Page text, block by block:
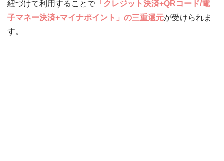
紐づけて利用することで 「クレジット決済+QRコード/電
子マネー決済+マイナポイント」の三重還元が受けられま
す。